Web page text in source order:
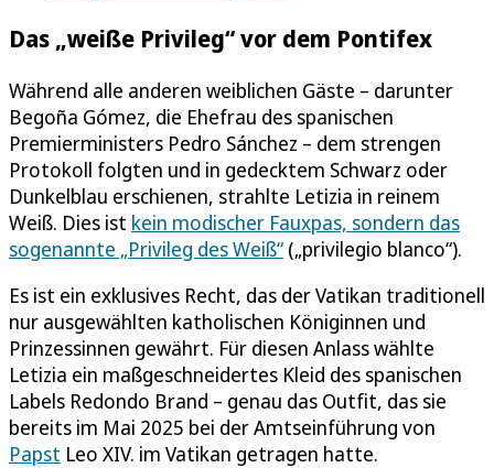
Das „weiße Privileg“ vor dem Pontifex
Während alle anderen weiblichen Gäste – darunter
Begoña Gómez, die Ehefrau des spanischen
Premierministers Pedro Sánchez – dem strengen
Protokoll folgten und in gedecktem Schwarz oder
Dunkelblau erschienen, strahlte Letizia in reinem
Weiß. Dies ist kein modischer Fauxpas, sondern das
sogenannte „Privileg des Weiß“ („privilegio blanco“).
Es ist ein exklusives Recht, das der Vatikan traditionell
nur ausgewählten katholischen Königinnen und
Prinzessinnen gewährt. Für diesen Anlass wählte
Letizia ein maßgeschneidertes Kleid des spanischen
Labels Redondo Brand – genau das Outfit, das sie
bereits im Mai 2025 bei der Amtseinführung von
Papst Leo XIV. im Vatikan getragen hatte.